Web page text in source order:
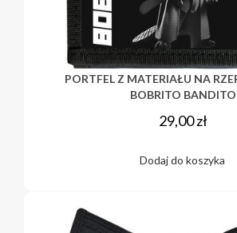
PORTFEL Z MATERIAŁU NA
BOBRITO BANDITO
29,00zł
Dodaj do koszyka